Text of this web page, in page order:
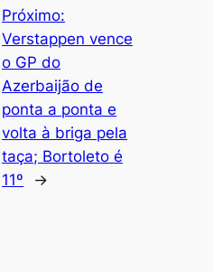
Próximo:
Verstappen vence
o GP do
Azerbaijão de
ponta a ponta e
volta à briga pela
taça; Bortoleto é
11º
→